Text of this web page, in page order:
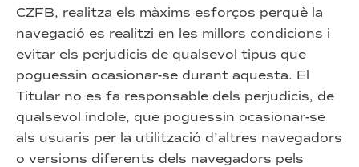
CZFB, realitza els màxims esforços perquè la
navegació es realitzi en les millors condicions i
evitar els perjudicis de qualsevol tipus que
poguessin ocasionar-se durant aquesta. El
Titular no es fa responsable dels perjudicis, de
qualsevol índole, que poguessin ocasionar-se
als usuaris per la utilització d’altres navegadors
o versions diferents dels navegadors pels